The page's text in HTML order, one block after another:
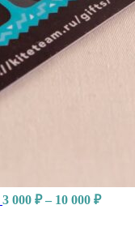
3 000 ₽ – 10 000 ₽